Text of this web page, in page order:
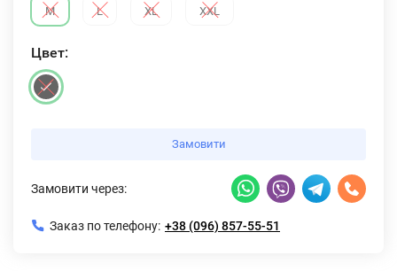
M L XL XXL
Цвет:
Замовити
Замовити через:
Заказ по телефону: +38 (096) 857-55-51